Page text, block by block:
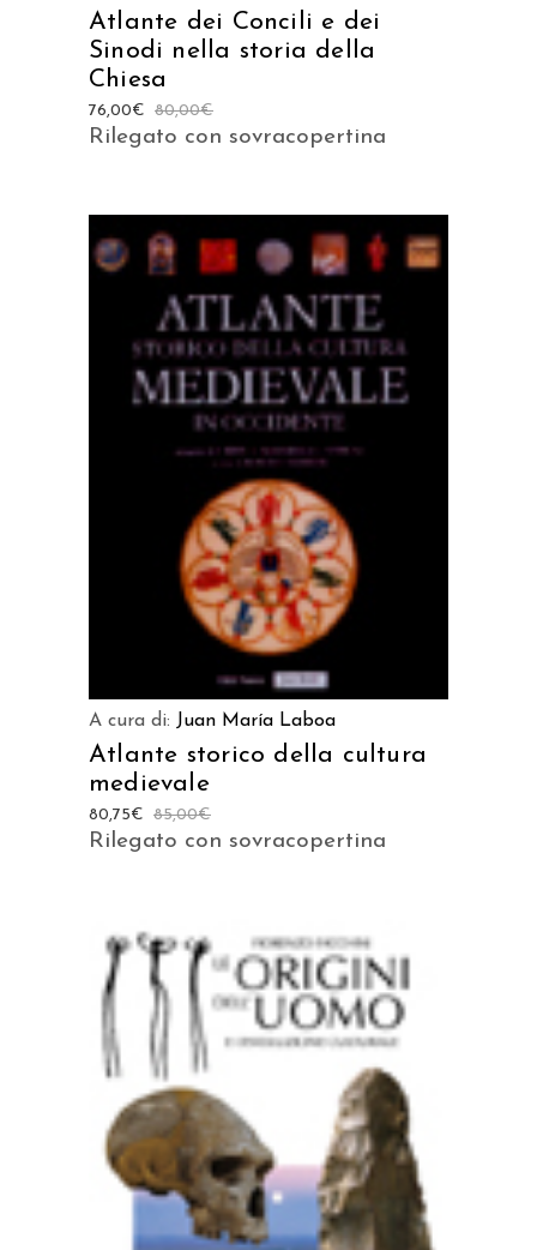
Atlante dei Concili e dei
Sinodi nella storia della
Chiesa
80,00€
76,00€
Rilegato con sovracopertina
AGGIUNGI AL CARRELLO
A cura di: Juan María Laboa
Atlante storico della cultura
medievale
85,00€
80,75€
Rilegato con sovracopertina
AGGIUNGI AL CARRELLO